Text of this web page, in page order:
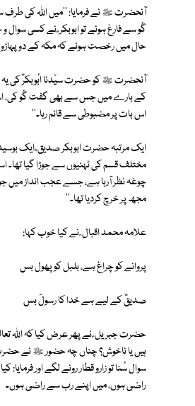
آنحضرت ﷺ نے فرمایا: ''میں اﷲ کی طرف
گُو سے فارغ ہوئے تو ابوبکر ؓ نے کسی سوال
حال میں رخصت ہوئے کہ مکہ کے دو
آنحضرت ﷺ کو حضرت سیّدنا ابُوبکرؓ کی یہ
کے بارے میں جس سے بھی گفت گُو کی، اس
اس بات پر مضبوطی سے قائم رہا۔''
ایک مرتبہ حضرت ابوبکر صدیق ؓ ایک
مختلف قسم کی ٹہنیوں سے جوڑا گیا تھا۔
چوغہ نظر آرہا ہے، جسے عجب انداز میں
مجھ پر خرچ کردیا تھا۔''
علامہ محمد اقبال ؒ نے کیا خوب کہا:
پروانے کو چراغ ہے، بلبل کو پھول بس
صدیقؓ کے لیے ہے خدا کا رسولؐ بس
حضرت جبریل ؑ نے پھر عرض کیا کہ اﷲ
ہیں یا ناخوش؟ چناں چہ حضور ﷺ نے
سوال سُنا تو زارو قطار رونے لگے اور
راضی ہوں، میں اپنے رب سے راضی ہوں۔